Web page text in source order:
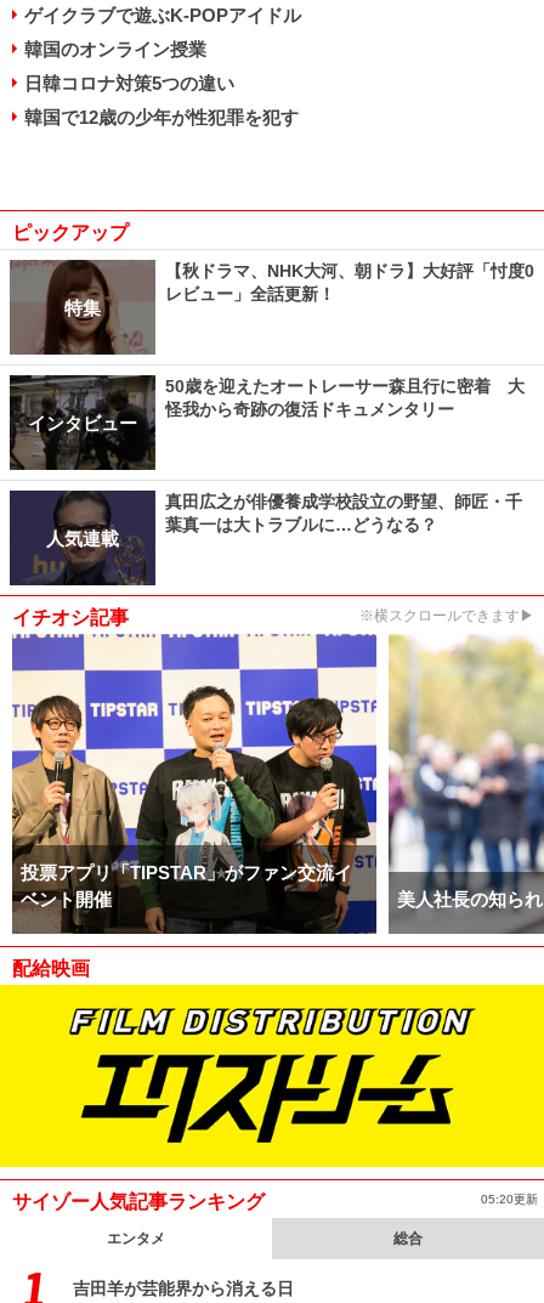
ゲイクラブで遊ぶK-POPアイドル
韓国のオンライン授業
日韓コロナ対策5つの違い
韓国で12歳の少年が性犯罪を犯す
ピックアップ
特集
【秋ドラマ、NHK大河、朝ドラ】大好評「忖度0
レビュー」全話更新！
インタビュー
50歳を迎えたオートレーサー森且行に密着 大
怪我から奇跡の復活ドキュメンタリー
人気連載
真田広之が俳優養成学校設立の野望、師匠・千
葉真一は大トラブルに…どうなる？
イチオシ記事 ※横スクロールできます▶
投票アプリ「TIPSTAR」がファン交流イ
ベント開催
美人社長の知ら
配給映画
サイゾー人気記事ランキング 05:20更新
エンタメ 総合
吉田羊が芸能界から消える日